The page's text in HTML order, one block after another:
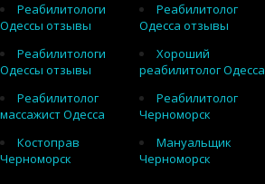
Реабилитологи
Одессы отзывы
Реабилитолог
Одесса отзывы
Реабилитологи
Одессы отзывы
Хороший
реабилитолог Одесса
Реабилитолог
массажист Одесса
Реабилитолог
Черноморск
Костоправ
Черноморск
Мануальщик
Черноморск